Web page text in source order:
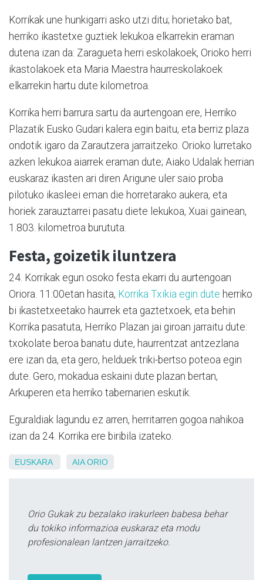
Korrikak une hunkigarri asko utzi ditu; horietako bat,
herriko ikastetxe guztiek lekukoa elkarrekin eraman
dutena izan da: Zaragueta herri eskolakoek, Orioko herri
ikastolakoek eta Maria Maestra haurreskolakoek
elkarrekin hartu dute kilometroa.
Korrika herri barrura sartu da aurtengoan ere, Herriko
Plazatik Eusko Gudari kalera egin baitu, eta berriz plaza
ondotik igaro da Zarautzera jarraitzeko. Orioko lurretako
azken lekukoa aiarrek eraman dute; Aiako Udalak herrian
euskaraz ikasten ari diren Arigune uler saio proba
pilotuko ikasleei eman die horretarako aukera, eta
horiek zarauztarrei pasatu diete lekukoa, Xuai gainean,
1.803. kilometroa burututa.
Festa, goizetik iluntzera
24. Korrikak egun osoko festa ekarri du aurtengoan
Oriora. 11:00etan hasita, Korrika Txikia egin dute herriko
bi ikastetxeetako haurrek eta gaztetxoek, eta behin
Korrika pasatuta, Herriko Plazan jai giroan jarraitu dute:
txokolate beroa banatu dute, haurrentzat antzezlana
ere izan da, eta gero, helduek triki-bertso poteoa egin
dute. Gero, mokadua eskaini dute plazan bertan,
Arkuperen eta herriko tabernarien eskutik.
Eguraldiak lagundu ez arren, herritarren gogoa nahikoa
izan da 24. Korrika ere biribila izateko.
EUSKARA AIA ORIO
Orio Gukak zu bezalako irakurleen babesa behar
du tokiko informazioa euskaraz eta modu
profesionalean lantzen jarraitzeko.